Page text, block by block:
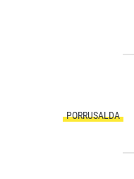
PORRUSALDA